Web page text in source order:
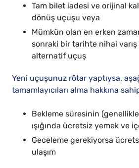
Tam bilet iadesi ve orijinal
dönüş uçuşu veya
Mümkün olan en erken
sonraki bir tarihte nihai varış
alternatif uçuş
Yeni uçuşunuz rötar yaptıysa,
tamamlayıcıları alma hakkına
Bekleme süresinin
ışığında ücretsiz yemek ve
Geceleme gerekiyorsa
ulaşım